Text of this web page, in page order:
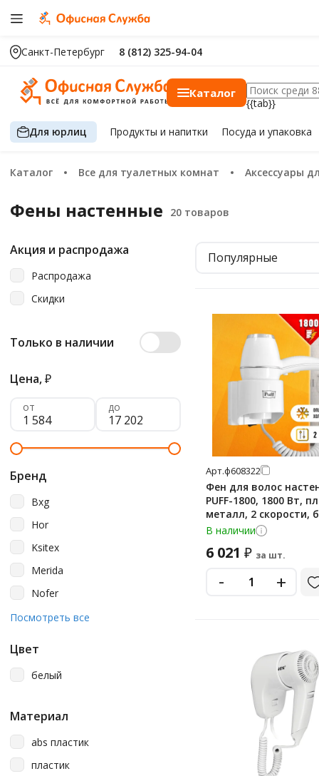
Санкт-Петербург 8 (812) 325-94-04
Каталог
{{tab}}
Для юрлиц Продуктыи напитки Посуда и упаковка
Каталог Все для туалетных комнат Аксессуары
Фены настенные
Акция и распродажа
Распродажа
Скидки
Только в наличии
Цена,₽
от до
Бренд
Bxg
Hor
Ksitex
Merida
Nofer
Puff
Посмотреть все
Цвет
белый
Материал
abs пластик
пластик
Популярные
Арт.ф608322
Фен для волос
PUFF-1800, 1800 Вт,
металл, 2 скорости,
1405.004
В наличии
6 021 ₽ за шт.
- +